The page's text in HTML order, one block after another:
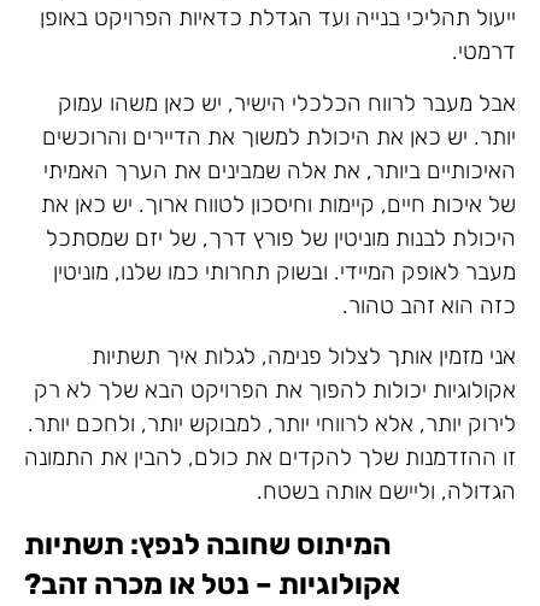
ייעול תהליכי בנייה ועד הגדלת כדאיות הפרויקט באופן
דרמטי.
אבל מעבר לרווח הכלכלי הישיר, יש כאן משהו עמוק
יותר. יש כאן את היכולת למשוך את הדיירים והרוכשים
האיכותיים ביותר, את אלה שמבינים את הערך האמיתי
של איכות חיים, קיימות וחיסכון לטווח ארוך. יש כאן את
היכולת לבנות מוניטין של פורץ דרך, של יזם שמסתכל
מעבר לאופק המיידי. ובשוק תחרותי כמו שלנו, מוניטין
כזה הוא זהב טהור.
אני מזמין אותך לצלול פנימה, לגלות איך תשתיות
אקולוגיות יכולות להפוך את הפרויקט הבא שלך לא רק
לירוק יותר, אלא לרווחי יותר, למבוקש יותר, ולחכם יותר.
זו ההזדמנות שלך להקדים את כולם, להבין את התמונה
הגדולה, וליישם אותה בשטח.
המיתוס שחובה לנפץ: תשתיות
אקולוגיות – נטל או מכרה זהב?